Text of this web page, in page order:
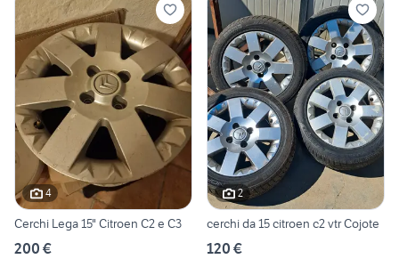
4
Cerchi Lega 15" Citroen C2 e C3
200 €
2
cerchi da 15 citroen c2 vtr Cojote
120 €